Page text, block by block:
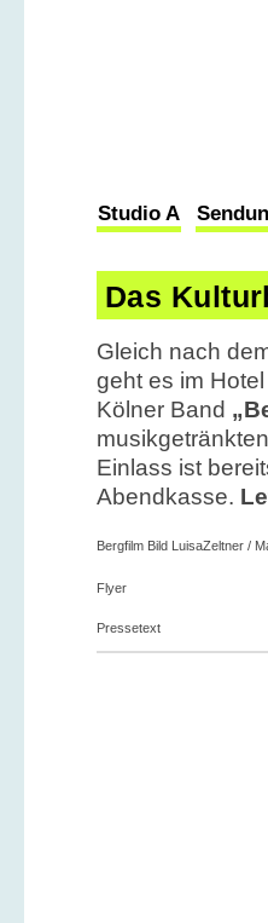
Studio A
Das
Gleich nach
geht es im
Kölner Band
Einlass ist
Abendkasse.
Bergfilm Bild LuisaZeltner /
Flyer
Pressetext